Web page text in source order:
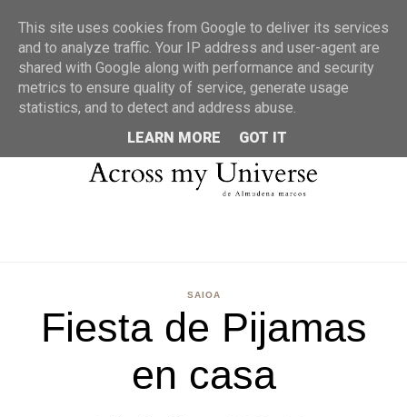
MENU
SAIOA
Fiesta de Pijamas
en casa
This site uses cookies from Google to deliver its services
and to analyze traffic. Your IP address and user-agent are
shared with Google along with performance and security
metrics to ensure quality of service, generate usage
statistics, and to detect and address abuse.
LEARN MORE
GOT IT